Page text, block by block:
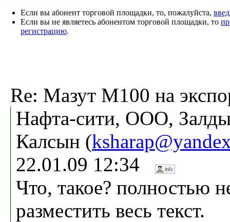
Если вы абонент торговой площадки, то, пожалуйста,
Если вы не являетесь абонентом торговой площадки, то
регистрацию.
Re: Мазут М100 на
Нафта-сити, ООО,
Калсын (
22.01.09 12:34
Что, такое? полностью
разместить весь текст.